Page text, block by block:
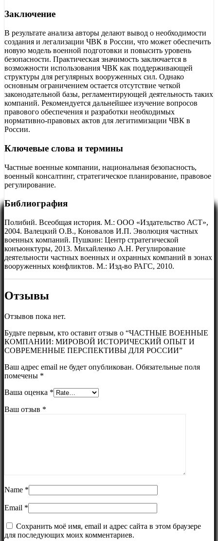
Заключение
В результате анализа авторы делают вывод о необходимости
создания и легализации ЧВК в России, что может обеспечить
новую модель военной подготовки и повысить уровень
безопасности. Практическая значимость заключается в
возможности использования ЧВК как поддерживающей
структуры для регулярных вооруженных сил. Однако
основным ограничением остается отсутствие четкой
законодательной базы, регламентирующей деятельность таких
компаний. Рекомендуется дальнейшее изучение вопросов
правового обеспечения и разработки необходимых
нормативно-правовых актов для легитимизации ЧВК в
России.
Ключевые слова и термины
Частные военные компании, национальная безопасность,
военный консалтинг, стратегическое планирование, правовое
регулирование.
Библиография
Полибий. Всеобщая история. М.: ООО «Издательство АСТ»,
2004. Валецкий О.В., Коновалов И.П. Эволюция частных
военных компаний. Пушкин: Центр стратегической
конъюнктуры, 2013. Михайленко А.Н. Регулирование
деятельности частных военных и охранных компаний в зонах
вооруженных конфликтов. М.: Изд-во РАГС, 2010.
Отзывы
Отзывов пока нет.
Будьте первым, кто оставит отзыв о “ЧАСТНЫЕ ВОЕННЫЕ
КОМПАНИИ: МИРОВОЙ ИСТОРИЧЕСКИЙ ОПЫТ И
СОВРЕМЕННЫЕ ПЕРСПЕКТИВЫ ДЛЯ РОССИИ”
Ваш адрес email не будет опубликован. Обязательные поля
помечены *
Ваша оценка *
Ваш отзыв *
Name *
Email *
Сохранить моё имя, email и адрес сайта в этом браузере
для последующих моих комментариев.